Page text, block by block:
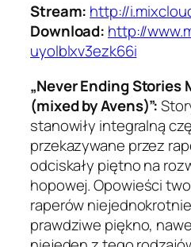
Stream: http://
Download: http://
uyolblxv3ezk66i
„Never Ending Stories
(mixed by Avens)”:
stanowiły integralną
przekazywane przez
odciskały piętno na
hopowej. Opowieści
raperów
prawdziwe piękno,